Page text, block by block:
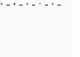
＝＊＝＊＝＊＝＊＝